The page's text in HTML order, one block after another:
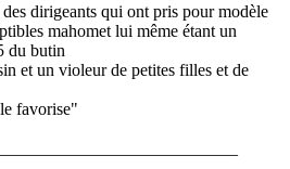
dirigeants qui ont pris pour modèle
mahomet lui même étant un
du butin
et un violeur de petites filles et de
favorise"